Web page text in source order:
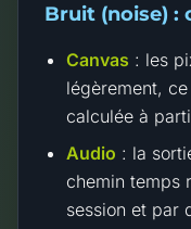
Bruit (noise) :
Canvas : les
légèrement,
calculée à
Audio : la
chemin temps
session et par